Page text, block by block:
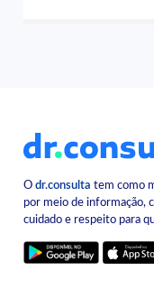
Odr.consulta tem como
por meio de informação,
cuidado e respeito para